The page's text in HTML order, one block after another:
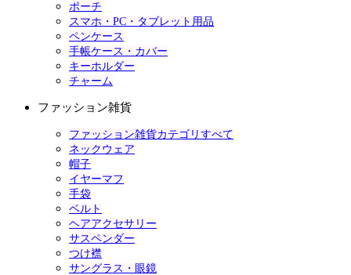
ポーチ
スマホ・PC・タブレット用品
ペンケース
手帳ケース・カバー
キーホルダー
チャーム
ファッション雑貨
ファッション雑貨カテゴリすべて
ネックウェア
帽子
イヤーマフ
手袋
ベルト
ヘアアクセサリー
サスペンダー
つけ襟
サングラス・眼鏡